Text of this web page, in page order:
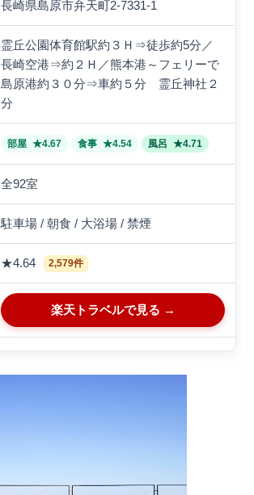
長崎県島原市弁天町2-7331-1
霊丘公園体育館駅約３Ｈ⇒徒歩約5分／
長崎空港⇒約２Ｈ／熊本港～フェリーで
島原港約３０分⇒車約５分 霊丘神社２
分
部屋 ★4.67 食事 ★4.54 風呂 ★4.71
全92室
駐車場 / 朝食 / 大浴場 / 禁煙
★4.64 2,579件
楽天トラベルで見る →